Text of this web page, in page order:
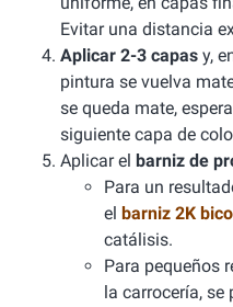
Evitar una distancia
Aplicar 2-3 capas y,
pintura se vuelva
se queda mate,
siguiente capa de
Aplicar el barniz de
Para un
el barniz 2K
catálisis.
Para pequeños
la carrocería, se